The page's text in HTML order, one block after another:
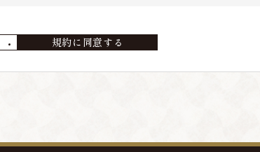
廃止
ビスを変更・廃止をすることが出来るものとします。
規約に同意する